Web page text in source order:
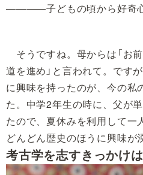
――――子どもの頃から好奇
そうですね。母からは「お
道を進め」と言われて。です
に興味を持ったのが、今の私
た。中学2年生の時に、父が
たので、夏休みを利用して一
どんどん歴史のほうに興味が
考古学を志すきっかけ